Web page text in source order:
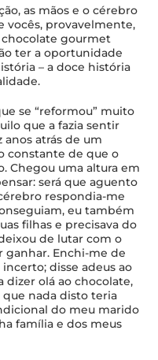
as mãos e o cérebro
vocês, provavelmente,
chocolate gourmet
ter a oportunidade
– a doce história
se “reformou” muito
que a fazia sentir
anos atrás de um
constante de que o
Chegou uma altura em
será que aguento
respondia-me
eu também
filhas e precisava do
de lutar com o
ganhar. Enchi-me de
disse adeus ao
dizer olá ao chocolate,
que nada disto teria
do meu marido
família e dos meus